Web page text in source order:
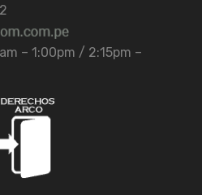
– 1:00pm / 2:15pm –